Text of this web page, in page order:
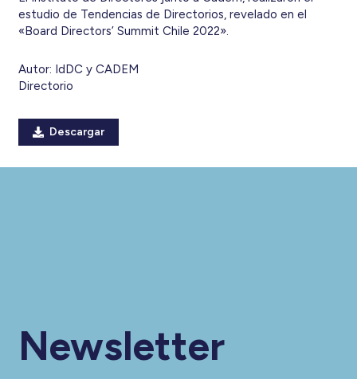
estudio de Tendencias de Directorios, revelado en el
«Board Directors’ Summit Chile 2022».
Autor: IdDC y CADEM
Directorio
Descargar
Newsletter